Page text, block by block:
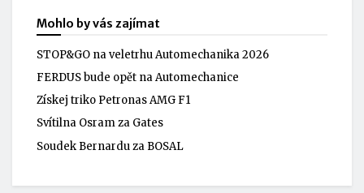
Mohlo by vás zajímat
STOP&GO na veletrhu Automechanika 2026
FERDUS bude opět na Automechanice
Získej triko Petronas AMG F1
Svítilna Osram za Gates
Soudek Bernardu za BOSAL